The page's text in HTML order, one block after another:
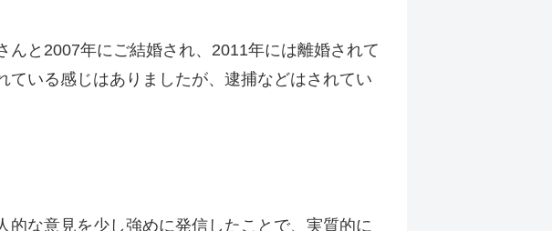
と2007年にご結婚され、2011年には離婚されて
いる感じはありましたが、逮捕などはされてい
な意見を少し強めに発信したことで、実質的に